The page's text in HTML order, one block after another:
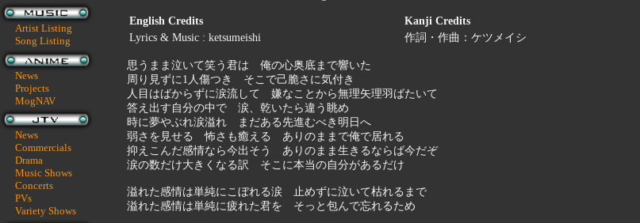
Artist Listing
Song Listing
News
Projects
MogNAV
News
Commercials
Drama
Music Shows
Concerts
PVs
Variety Shows
English Credits
Kanji Credits
Lyrics & Music : ketsumeishi
作詞・作曲：ケツメイシ
思うまま泣いて笑う君は 俺の心奥底まで響いた
周り見ずに1人傷つき そこで己脆さに気付き
人目はばからずに涙流して 嫌なことから無理矢理羽ばたいて
答え出す自分の中で 涙、乾いたら違う眺め
時に夢やぶれ涙溢れ まだある先進むべき明日へ
弱さを見せる 怖さも癒える ありのままで俺で居れる
抑えこんだ感情なら今出そう ありのまま生きるならば今だぞ
涙の数だけ大きくなる訳 そこに本当の自分があるだけ
溢れた感情は単純にこぼれる涙 止めずに泣いて枯れるまで
溢れた感情は単純に疲れた君を そっと包んで忘れるため